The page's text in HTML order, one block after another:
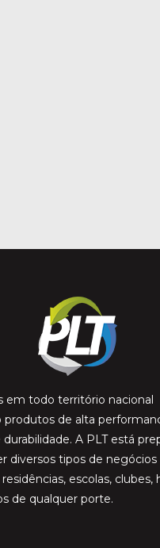
em todo território nacional
produtos de alta
A PLT está
diversos tipos de negócios
escolas, clubes,
de qualquer porte.